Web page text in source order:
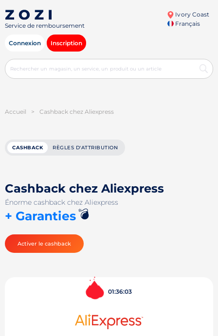
Service de remboursement
Ivory Coast
Français
Connexion Inscription
Accueil > Cashback chez Aliexpress
CASHBACK RÈGLES D'ATTRIBUTION
Cashback chez Aliexpress
Énorme cashback chez Aliexpress
+ Garanties💣
Activer le cashback
01:36:03